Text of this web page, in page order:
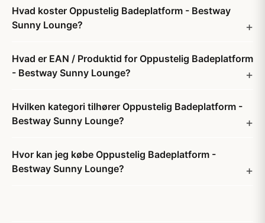
Hvad koster Oppustelig Badeplatform - Bestway
Sunny Lounge?
Hvad er EAN / Produktid for Oppustelig Badeplatform
- Bestway Sunny Lounge?
Hvilken kategori tilhører Oppustelig Badeplatform -
Bestway Sunny Lounge?
Hvor kan jeg købe Oppustelig Badeplatform -
Bestway Sunny Lounge?